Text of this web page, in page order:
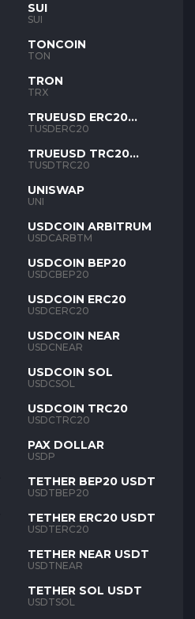
SUI
SUI
TONCOIN
TON
TRON
TRX
TRUEUSD ERC20
TUSD
TUSDERC20
TRUEUSD TRC20
TUSD
TUSDTRC20
UNISWAP
UNI
USDCOIN ARBITRUM
USDCARBTM
USDCOIN BEP20
USDCBEP20
USDCOIN ERC20
USDCERC20
USDCOIN NEAR
USDCNEAR
USDCOIN SOL
USDCSOL
USDCOIN TRC20
USDCTRC20
PAX DOLLAR
USDP
TETHER BEP20 USDT
USDTBEP20
TETHER ERC20 USDT
USDTERC20
TETHER NEAR USDT
USDTNEAR
TETHER SOL USDT
USDTSOL